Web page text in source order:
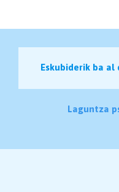
Eskubiderik ba
Laguntza